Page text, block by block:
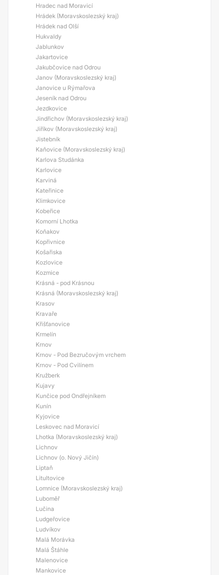
Hradec nad Moravicí
Hrádek (Moravskoslezský kraj)
Hrádek nad Olší
Hukvaldy
Jablunkov
Jakartovice
Jakubčovice nad Odrou
Janov (Moravskoslezský kraj)
Janovice u Rýmařova
Jeseník nad Odrou
Jezdkovice
Jindřichov (Moravskoslezský kraj)
Jiříkov (Moravskoslezský kraj)
Jistebník
Kaňovice (Moravskoslezský kraj)
Karlova Studánka
Karlovice
Karviná
Kateřinice
Klimkovice
Kobeřice
Komorní Lhotka
Koňakov
Kopřivnice
Košařiska
Kozlovice
Kozmice
Krásná - pod Krásnou
Krásná (Moravskoslezský kraj)
Krasov
Kravaře
Křišťanovice
Krmelín
Krnov
Krnov - Pod Bezručovým vrchem
Krnov - Pod Cvilínem
Kružberk
Kujavy
Kunčice pod Ondřejníkem
Kunín
Kyjovice
Leskovec nad Moravicí
Lhotka (Moravskoslezský kraj)
Lichnov
Lichnov (o. Nový Jičín)
Liptaň
Litultovice
Lomnice (Moravskoslezský kraj)
Luboměř
Lučina
Ludgeřovice
Ludvíkov
Malá Morávka
Malá Štáhle
Malenovice
Mankovice